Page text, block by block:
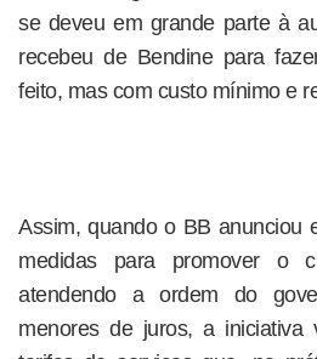
se deveu em grande parte à
recebeu de Bendine para
feito, mas com custo mínimo e
Assim, quando o BB anunciou
medidas para promover o
atendendo a ordem do
menores de juros, a iniciativa